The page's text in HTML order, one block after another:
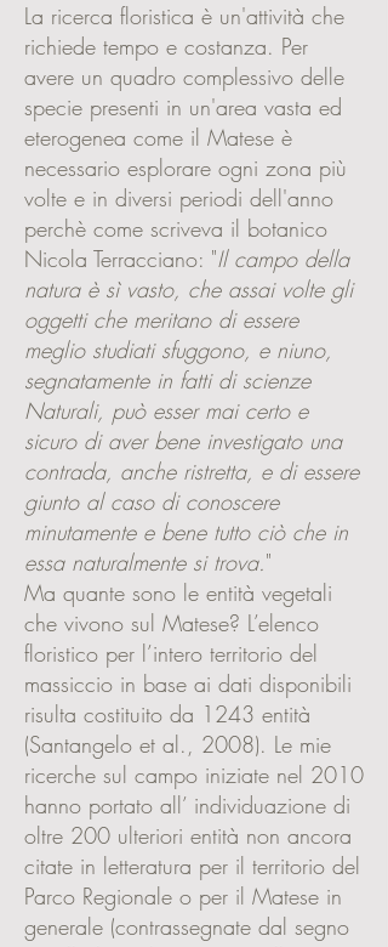
La ricerca floristica è un'attività che
richiede tempo e costanza. Per
avere un quadro complessivo delle
specie presenti in un'area vasta ed
eterogenea come il Matese è
necessario esplorare ogni zona più
volte e in diversi periodi dell'anno
perchè come scriveva il botanico
Nicola Terracciano: "Il campo della
natura è sì vasto, che assai volte gli
oggetti che meritano di essere
meglio studiati sfuggono, e niuno,
segnatamente in fatti di scienze
Naturali, può esser mai certo e
sicuro di aver bene investigato una
contrada, anche ristretta, e di essere
giunto al caso di conoscere
minutamente e bene tutto ciò che in
essa naturalmente si trova."
Ma quante sono le entità vegetali
che vivono sul Matese? L’elenco
floristico per l’intero territorio del
massiccio in base ai dati disponibili
risulta costituito da 1243 entità
(Santangelo et al., 2008). Le mie
ricerche sul campo iniziate nel 2010
hanno portato all’ individuazione di
oltre 200 ulteriori entità non ancora
citate in letteratura per il territorio del
Parco Regionale o per il Matese in
generale (contrassegnate dal segno